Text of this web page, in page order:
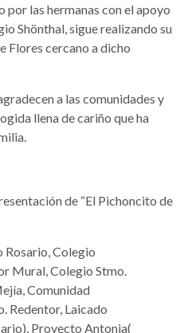
por las hermanas con el apoyo
Shönthal, sigue realizando su
Flores cercano a dicho
a las comunidades y
llena de cariño que ha
de “El Pichoncito de
Colegio
Mural, Colegio Stmo.
Comunidad
Redentor, Laicado
Proyecto Antonia(